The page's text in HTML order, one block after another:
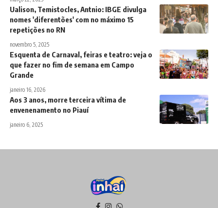
Ualison, Temistocles, Antnio: IBGE divulga
nomes 'diferentões' com no máximo 15
repetições no RN
novembro 5, 2025
Esquenta de Carnaval, feiras e teatro: veja o
que fazer no fim de semana em Campo
Grande
janeiro 16, 2026
Aos 3 anos, morre terceira vítima de
envenenamento no Piauí
janeiro 6, 2025